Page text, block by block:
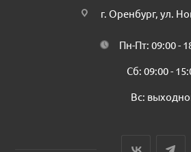
г. Оренбург, ул.
Пн-Пт: 09:00 -
Сб: 09:00 -
Вс: